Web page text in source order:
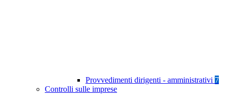
Provvedimenti dirigenti - amministrativi 7
Controlli sulle imprese